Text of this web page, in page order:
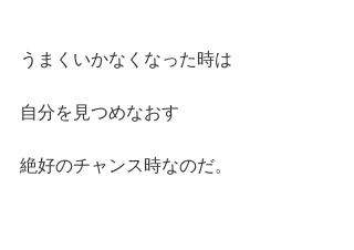
うまくいかなくなった時は
自分を見つめなおす
絶好のチャンス時なのだ。